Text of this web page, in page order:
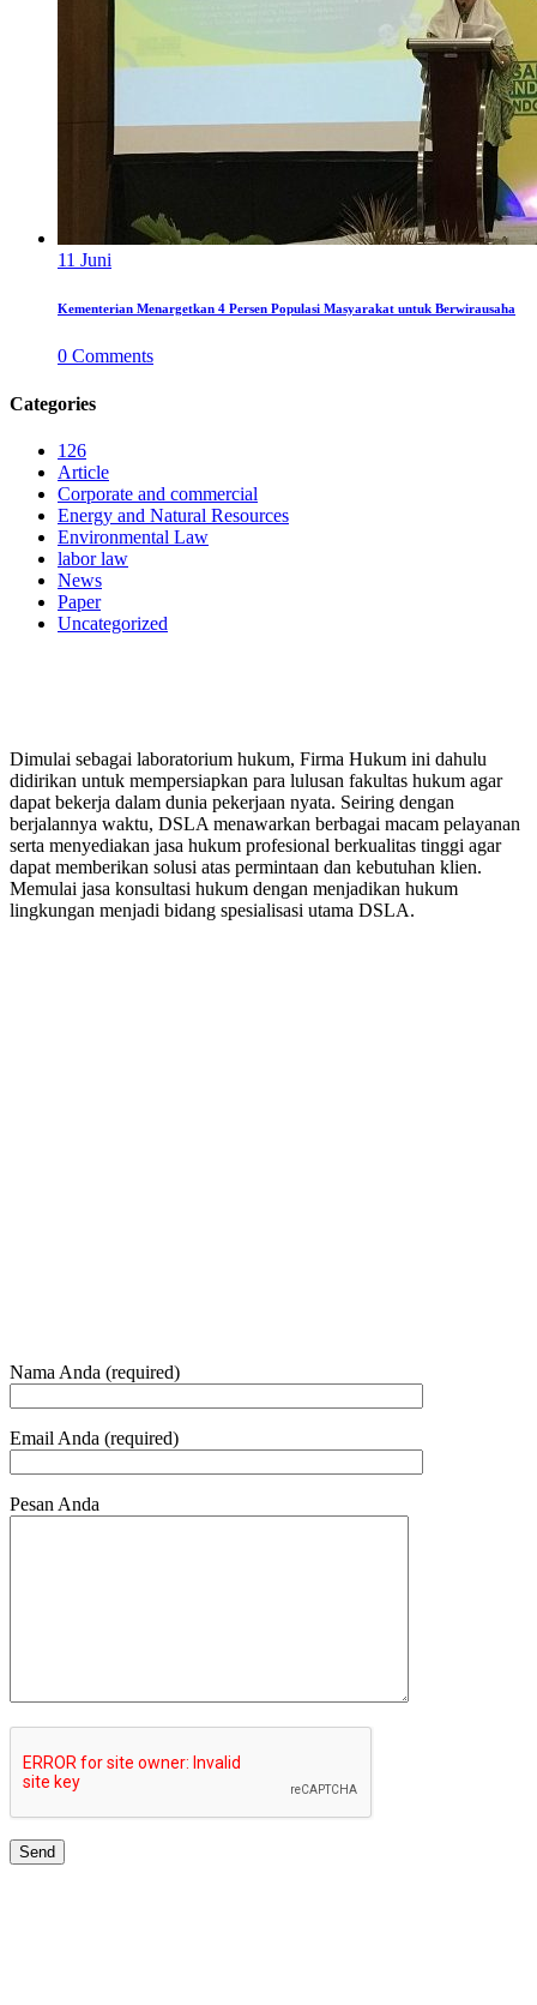
11 Juni
Kementerian Menargetkan 4 Persen Populasi Masyarakat untuk Berwirausaha
0 Comments
Categories
126
Article
Corporate and commercial
Energy and Natural Resources
Environmental Law
labor law
News
Paper
Uncategorized
Dimulai sebagai laboratorium hukum, Firma Hukum ini dahulu
didirikan untuk mempersiapkan para lulusan fakultas hukum agar
dapat bekerja dalam dunia pekerjaan nyata. Seiring dengan
berjalannya waktu, DSLA menawarkan berbagai macam pelayanan
serta menyediakan jasa hukum profesional berkualitas tinggi agar
dapat memberikan solusi atas permintaan dan kebutuhan klien.
Memulai jasa konsultasi hukum dengan menjadikan hukum
lingkungan menjadi bidang spesialisasi utama DSLA.
Nama Anda (required)
Email Anda (required)
Pesan Anda